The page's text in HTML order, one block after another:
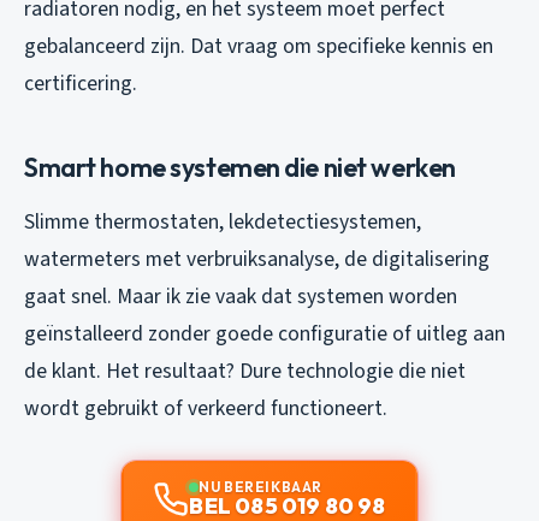
radiatoren nodig, en het systeem moet perfect
gebalanceerd zijn. Dat vraag om specifieke kennis en
certificering.
Smart home systemen die niet werken
Slimme thermostaten, lekdetectiesystemen,
watermeters met verbruiksanalyse, de digitalisering
gaat snel. Maar ik zie vaak dat systemen worden
geïnstalleerd zonder goede configuratie of uitleg aan
de klant. Het resultaat? Dure technologie die niet
wordt gebruikt of verkeerd functioneert.
NU BEREIKBAAR
BEL 085 019 80 98